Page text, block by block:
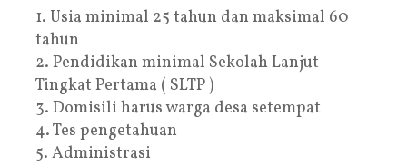
1. Usia minimal 25 tahun dan maksimal 60
tahun
2. Pendidikan minimal Sekolah Lanjut
Tingkat Pertama ( SLTP )
3. Domisili harus warga desa setempat
4. Tes pengetahuan
5. Administrasi